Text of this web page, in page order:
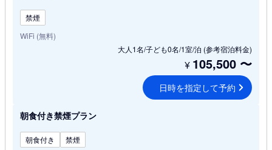
禁煙
WiFi (無料)
大人1名/子ども0名/1室/泊 (参考宿泊料金)
¥ 105,500 〜
日時を指定して予約
朝食付き禁煙プラン
朝食付き
禁煙